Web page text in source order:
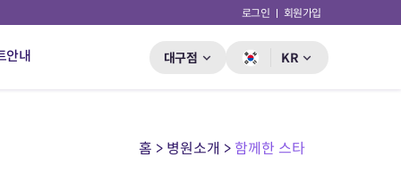
로그인 회원가입
안내 대구점 KR
홈 > 병원소개 > 함께한 스타